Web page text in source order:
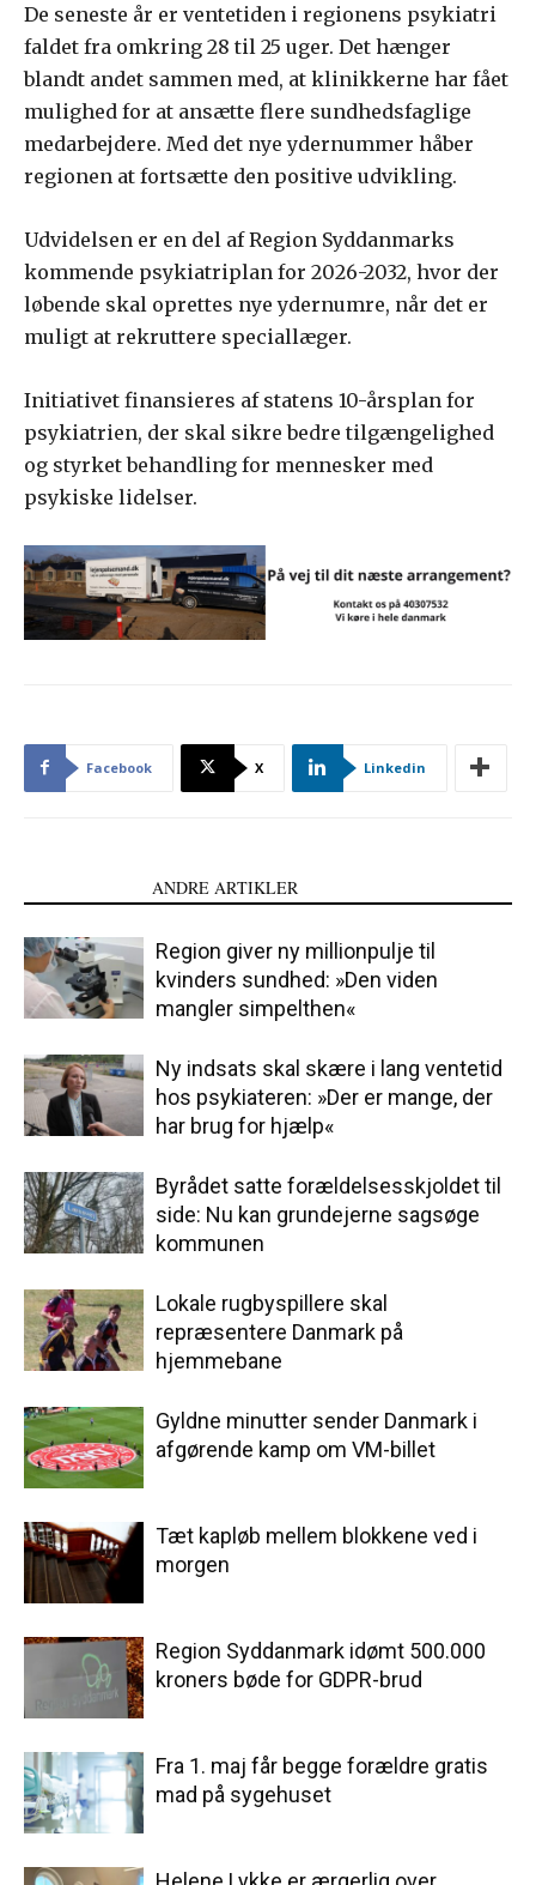
De seneste år er ventetiden i regionens psykiatri
faldet fra omkring 28 til 25 uger. Det hænger
blandt andet sammen med, at klinikkerne har fået
mulighed for at ansætte flere sundhedsfaglige
medarbejdere. Med det nye ydernummer håber
regionen at fortsætte den positive udvikling.
Udvidelsen er en del af Region Syddanmarks
kommende psykiatriplan for 2026-2032, hvor der
løbende skal oprettes nye ydernumre, når det er
muligt at rekruttere speciallæger.
Initiativet finansieres af statens 10-årsplan for
psykiatrien, der skal sikre bedre tilgængelighed
og styrket behandling for mennesker med
psykiske lidelser.
Facebook X Linkedin
ANDRE ARTIKLER
Region giver ny millionpulje til
kvinders sundhed: »Den viden
mangler simpelthen«
Ny indsats skal skære i lang ventetid
hos psykiateren: »Der er mange, der
har brug for hjælp«
Byrådet satte forældelsesskjoldet til
side: Nu kan grundejerne sagsøge
kommunen
Lokale rugbyspillere skal
repræsentere Danmark på
hjemmebane
Gyldne minutter sender Danmark i
afgørende kamp om VM-billet
Tæt kapløb mellem blokkene ved i
morgen
Region Syddanmark idømt 500.000
kroners bøde for GDPR-brud
Fra 1. maj får begge forældre gratis
mad på sygehuset